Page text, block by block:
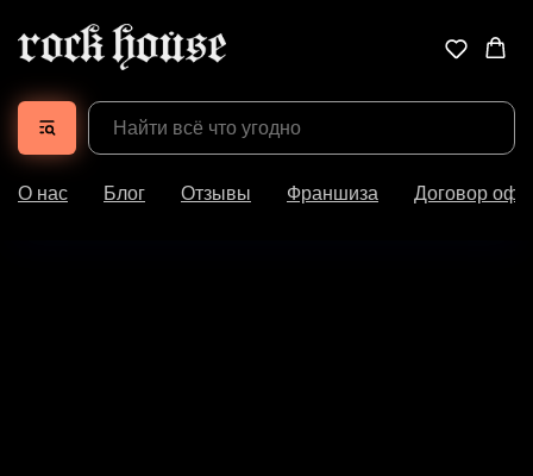
О нас Блог Отзывы Франшиза Договор